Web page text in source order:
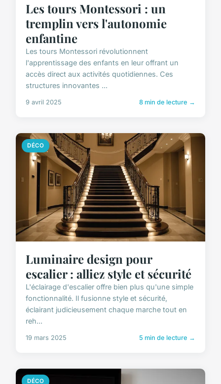
Les tours Montessori : un
tremplin vers l'autonomie
enfantine
Les tours Montessori révolutionnent
l'apprentissage des enfants en leur offrant un
accès direct aux activités quotidiennes. Ces
structures innovantes ...
9 avril 2025 8 min de lecture →
DÉCO
Luminaire design pour
escalier : alliez style et sécurité
L'éclairage d'escalier offre bien plus qu'une simple
fonctionnalité. Il fusionne style et sécurité,
éclairant judicieusement chaque marche tout en
reh...
19 mars 2025 5 min de lecture →
DÉCO